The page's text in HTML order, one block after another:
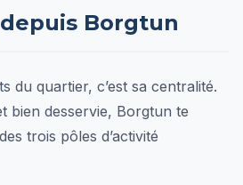
Borgtun
du quartier, c’est sa centralité.
bien desservie, Borgtun te
trois pôles d’activité